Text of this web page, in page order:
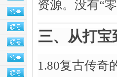
资源。没有“
三、从打宝
1.80复古传奇